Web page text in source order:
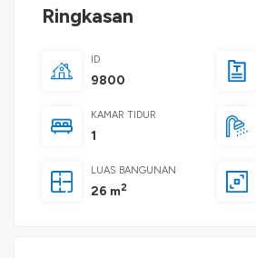
Ringkasan
ID
9800
KAMAR TIDUR
1
LUAS BANGUNAN
26 m2